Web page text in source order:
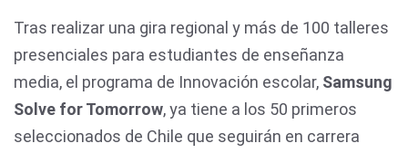
Tras realizar una gira regional y más de 100 talleres
presenciales para estudiantes de enseñanza
media, el programa de Innovación escolar, Samsung
Solve for Tomorrow, ya tiene a los 50 primeros
seleccionados de Chile que seguirán en carrera